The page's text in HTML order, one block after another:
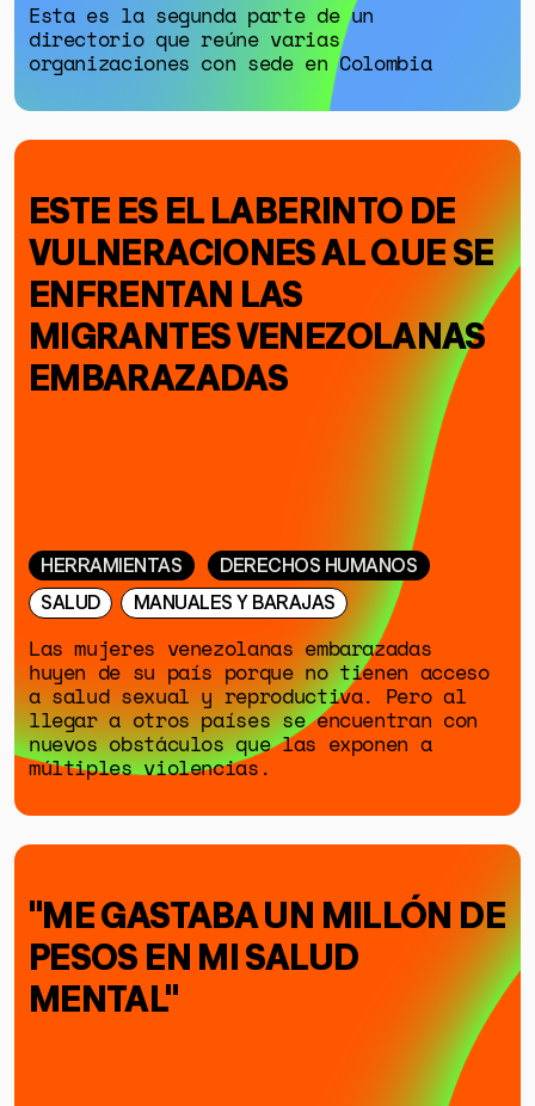
Esta es la segunda parte de un
directorio que reúne varias
organizaciones con sede en Colombia
ESTE ES EL LABERINTO DE
VULNERACIONES AL QUE SE
ENFRENTAN LAS
MIGRANTES VENEZOLANAS
EMBARAZADAS
HERRAMIENTAS
DERECHOS HUMANOS
SALUD
MANUALES Y BARAJAS
Las mujeres venezolanas embarazadas
huyen de su país porque no tienen acceso
a salud sexual y reproductiva. Pero al
llegar a otros países se encuentran con
nuevos obstáculos que las exponen a
múltiples violencias.
"ME GASTABA UN MILLÓN DE
PESOS EN MI SALUD
MENTAL"